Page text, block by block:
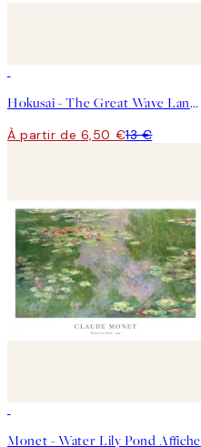
Hokusai - The Great Wave Landscape Affiche
À partir de 6,50 €13 €
Monet - Water Lily Pond Affiche